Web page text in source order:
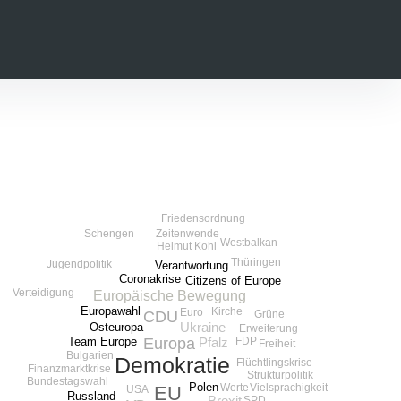
Demokratie
EU
Europa
CDU
Europäische Bewegung
Ukraine
Pfalz
Osteuropa
Europawahl
Team Europe
Russland
Coronakrise Citizens of Europe
Polen
Verantwortung
FDP
Finanzmarktkrise
Flüchtlingskrise
Bundestagswahl
Werte
Euro
USA
Grüne
Helmut Kohl
Jugendpolitik
Kirche
Strukturpolitik
Vielsprachigkeit
Bulgarien
Erweiterung
Freiheit
Friedensordnung
Schengen
Thüringen
Verteidigung
Westbalkan
Zeitenwende